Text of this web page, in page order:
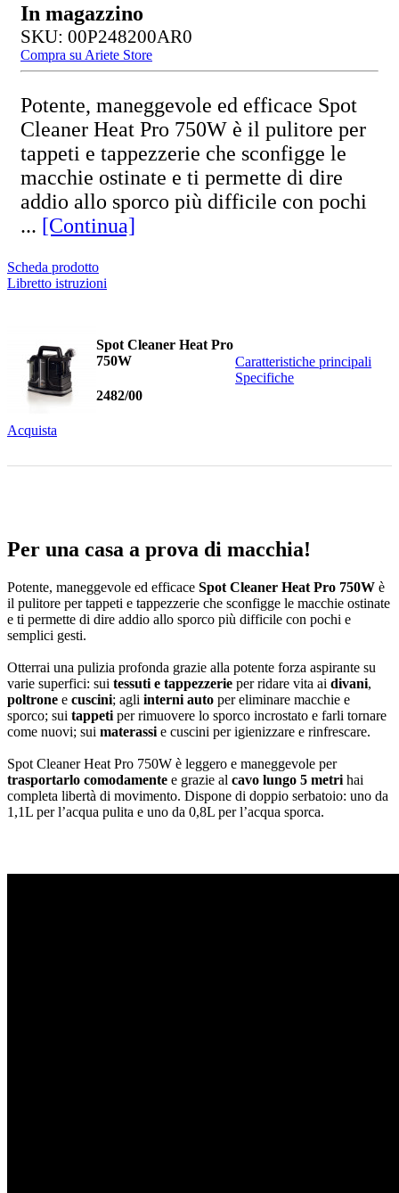
In magazzino
SKU: 00P248200AR0
Compra su Ariete Store
Potente, maneggevole ed efficace Spot
Cleaner Heat Pro 750W è il pulitore per
tappeti e tappezzerie che sconfigge le
macchie ostinate e ti permette di dire
addio allo sporco più difficile con pochi
... [Continua]
Scheda prodotto
Libretto istruzioni
Spot Cleaner Heat Pro
750W
2482/00
Caratteristiche principali
Specifiche
Acquista
Per una casa a prova di macchia!
Potente, maneggevole ed efficace Spot Cleaner Heat Pro 750W è
il pulitore per tappeti e tappezzerie che sconfigge le macchie ostinate
e ti permette di dire addio allo sporco più difficile con pochi e
semplici gesti.
Otterrai una pulizia profonda grazie alla potente forza aspirante su
varie superfici: sui tessuti e tappezzerie per ridare vita ai divani,
poltrone e cuscini; agli interni auto per eliminare macchie e
sporco; sui tappeti per rimuovere lo sporco incrostato e farli tornare
come nuovi; sui materassi e cuscini per igienizzare e rinfrescare.
Spot Cleaner Heat Pro 750W è leggero e maneggevole per
trasportarlo comodamente e grazie al cavo lungo 5 metri hai
completa libertà di movimento. Dispone di doppio serbatoio: uno da
1,1L per l’acqua pulita e uno da 0,8L per l’acqua sporca.